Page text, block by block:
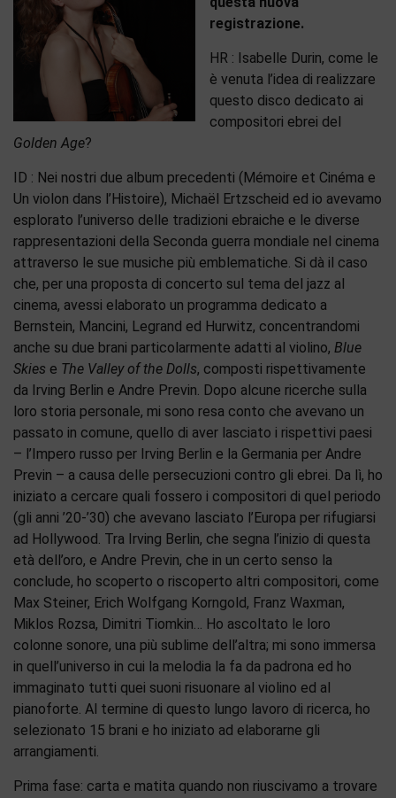
registrazione.
HR : Isabelle Durin, come le
è venuta l’idea di realizzare
questo disco dedicato ai
compositori ebrei del
Golden Age?
ID : Nei nostri due album precedenti (Mémoire et Cinéma e
Un violon dans l’Histoire), Michaël Ertzscheid ed io avevamo
esplorato l’universo delle tradizioni ebraiche e le diverse
rappresentazioni della Seconda guerra mondiale nel cinema
attraverso le sue musiche più emblematiche. Si dà il caso
che, per una proposta di concerto sul tema del jazz al
cinema, avessi elaborato un programma dedicato a
Bernstein, Mancini, Legrand ed Hurwitz, concentrandomi
anche su due brani particolarmente adatti al violino, Blue
Skies e The Valley of the Dolls, composti rispettivamente
da Irving Berlin e Andre Previn. Dopo alcune ricerche sulla
loro storia personale, mi sono resa conto che avevano un
passato in comune, quello di aver lasciato i rispettivi paesi
– l’Impero russo per Irving Berlin e la Germania per Andre
Previn – a causa delle persecuzioni contro gli ebrei. Da lì, ho
iniziato a cercare quali fossero i compositori di quel periodo
(gli anni ’20-’30) che avevano lasciato l’Europa per rifugiarsi
ad Hollywood. Tra Irving Berlin, che segna l’inizio di questa
età dell’oro, e Andre Previn, che in un certo senso la
conclude, ho scoperto o riscoperto altri compositori, come
Max Steiner, Erich Wolfgang Korngold, Franz Waxman,
Miklos Rozsa, Dimitri Tiomkin… Ho ascoltato le loro
colonne sonore, una più sublime dell’altra; mi sono immersa
in quell’universo in cui la melodia la fa da padrona ed ho
immaginato tutti quei suoni risuonare al violino ed al
pianoforte. Al termine di questo lungo lavoro di ricerca, ho
selezionato 15 brani e ho iniziato ad elaborarne gli
arrangiamenti.
Prima fase: carta e matita quando non riuscivamo a trovare